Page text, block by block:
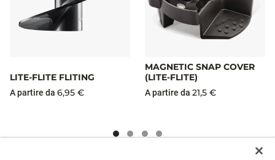
LITE-FLITE FLITING
A partire da 6,95 €
MAGNETIC SNAP COVER
(LITE-FLITE)
A partire da 21,5 €